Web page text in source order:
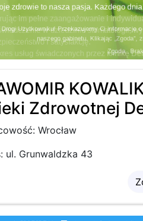
Zdrowotnej
Wrocław
ul. Grunwaldzka 43